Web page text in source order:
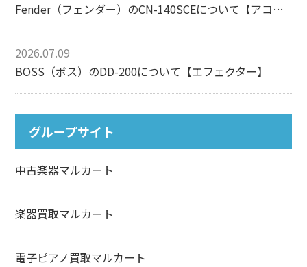
Fender（フェンダー）のCN-140SCEについて【アコースティックギター】
2026.07.09
BOSS（ボス）のDD-200について【エフェクター】
グループサイト
中古楽器マルカート
楽器買取マルカート
電子ピアノ買取マルカート